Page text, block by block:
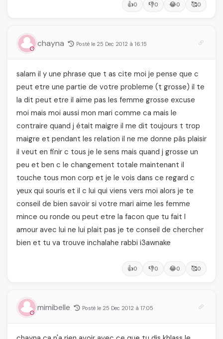
👍0 👎0 😂0 🥰0
chayna Posté le 25 Dec 2012 à 16:15
salam il y une phrase que t as cite moi je pense que c
peut etre une partie de votre probleme (t grosse) il te
la dit peut etre il aime pas les femme grosse excuse
moi mais moi aussi mon mari comme ca mais le
contraire quand j était maigre il me dit toujours t trop
maigre et pendant les relation il ne me donne pâs plaisir
il veut en finir c tous je le sens mais quand j grosse un
peu et ben c le changement totale maintenant il
touche tous mon corp et je le vois dans ce regard c
yeux qui souris et il c lui qui viens vers moi alors je te
conseil de bien savoir si votre mari aime les femme
mince ou ronde ou peut etre la facon que tu fait l
amour avec lui ne lui plait pas je te conseil de chercher
bien et tu va trouve inchalahe rabbi i3awnake
👍0 👎0 😂0 🥰0
mimibelle Posté le 25 Dec 2012 à 17:05